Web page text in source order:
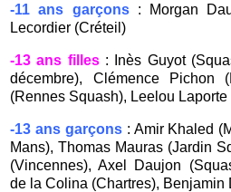
-11 ans garçons: Morgan
Lecordier (Créteil)
-13 ans filles: Inès Guyot
décembre), Clémence Pichon
(Rennes Squash), Leelou
-13 ans garçons : Amir Khaled
Mans), Thomas Mauras (Jardin
(Vincennes), Axel Daujon
de la Colina (Chartres), Benjamin